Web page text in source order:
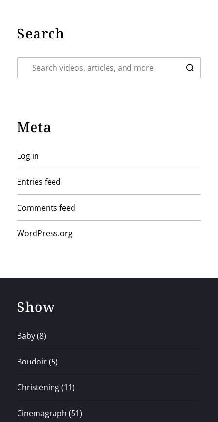
Search
Meta
Log in
Entries feed
Comments feed
WordPress.org
Show
Baby(8)
Boudoir(5)
Christening(11)
Cinemagraph (51)